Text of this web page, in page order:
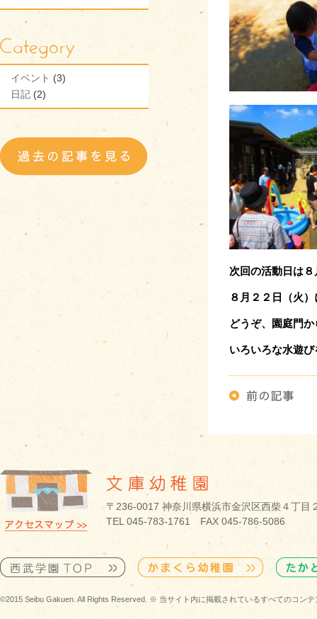
イベント (3)
日記 (2)
次回の活動日は
８月２２日（火
どうぞ、園庭門
いろいろな水遊
〒236-0017 神奈川県横浜市金沢区西柴４丁
TEL 045-783-1761 FAX 045-786-5086
©2015 Seibu Gakuen. All Rights Reserved. ※ 当サイト内に掲載されているすべてのコン